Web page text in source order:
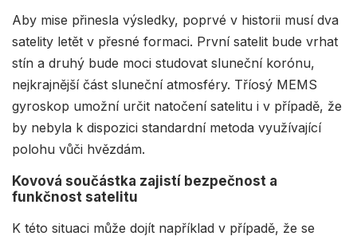
Aby mise přinesla výsledky, poprvé v historii musí dva
satelity letět v přesné formaci. První satelit bude vrhat
stín a druhý bude moci studovat sluneční korónu,
nejkrajnější část sluneční atmosféry. Tříosý MEMS
gyroskop umožní určit natočení satelitu i v případě, že
by nebyla k dispozici standardní metoda využívající
polohu vůči hvězdám.
Kovová součástka zajistí bezpečnost a
funkčnost satelitu
K této situaci může dojít například v případě, že se